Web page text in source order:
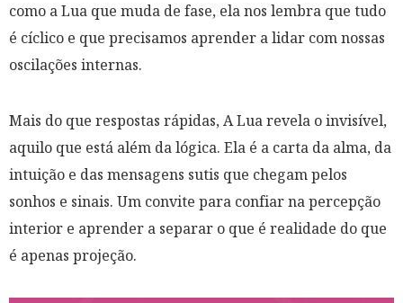
como a Lua que muda de fase, ela nos lembra que tudo
é cíclico e que precisamos aprender a lidar com nossas
oscilações internas.
Mais do que respostas rápidas, A Lua revela o invisível,
aquilo que está além da lógica. Ela é a carta da alma, da
intuição e das mensagens sutis que chegam pelos
sonhos e sinais. Um convite para confiar na percepção
interior e aprender a separar o que é realidade do que
é apenas projeção.